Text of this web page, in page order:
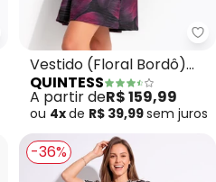
- Vestido (Floresta
Vestido (Floral Bordô)
em Malha Texturizada
QUINTESS
A partir deR$ 159,99
ou 4xde R$ 39,99sem juros
-36%